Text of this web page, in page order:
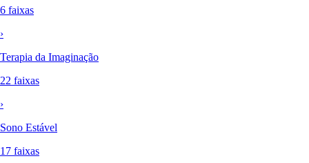
6 faixas
›
Terapia da Imaginação
22 faixas
›
Sono Estável
17 faixas